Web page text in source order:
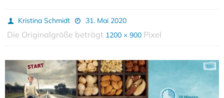
Kristina Schmidt 31. Mai 2020
Die Originalgröße beträgt 1200 × 900 Pixel